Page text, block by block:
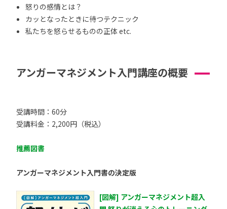
怒りの感情とは？
カッとなったときに待つテクニック
私たちを怒らせるものの正体 etc.
アンガーマネジメント入門講座の概要
受講時間：60分
受講料金：2,200円（税込）
推薦図書
アンガーマネジメント入門書の決定版
[図解] アンガーマネジメント超入